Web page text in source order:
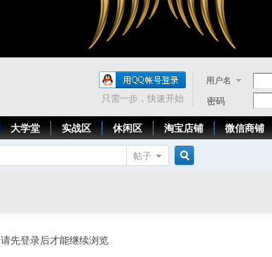
用户名
密码
只需一步，快速开始
大学堂 实战区 休闲区 淘宝店铺 微信商铺
帖子
请先登录后才能继续浏览